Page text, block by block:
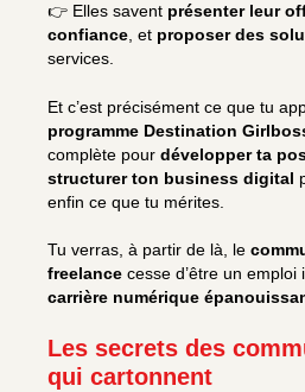
👉 Elles savent présenter leur
confiance, et proposer des
services.
Et c’est précisément ce que tu
programme Destination
complète pour développer ta
structurer ton business digital
enfin ce que tu mérites.
Tu verras, à partir de là, le
freelance cesse d’être un
carrière numérique
Les secrets des
qui cartonnent